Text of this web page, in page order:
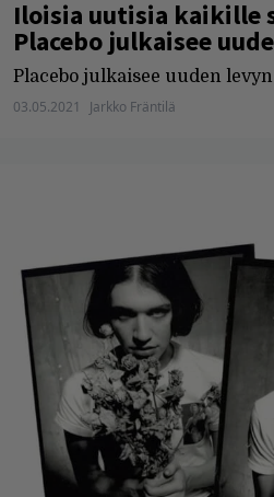
Iloisia uutisia kaikille
Placebo julkaisee
Placebo julkaisee uuden
03.05.2021 Jarkko Fräntilä